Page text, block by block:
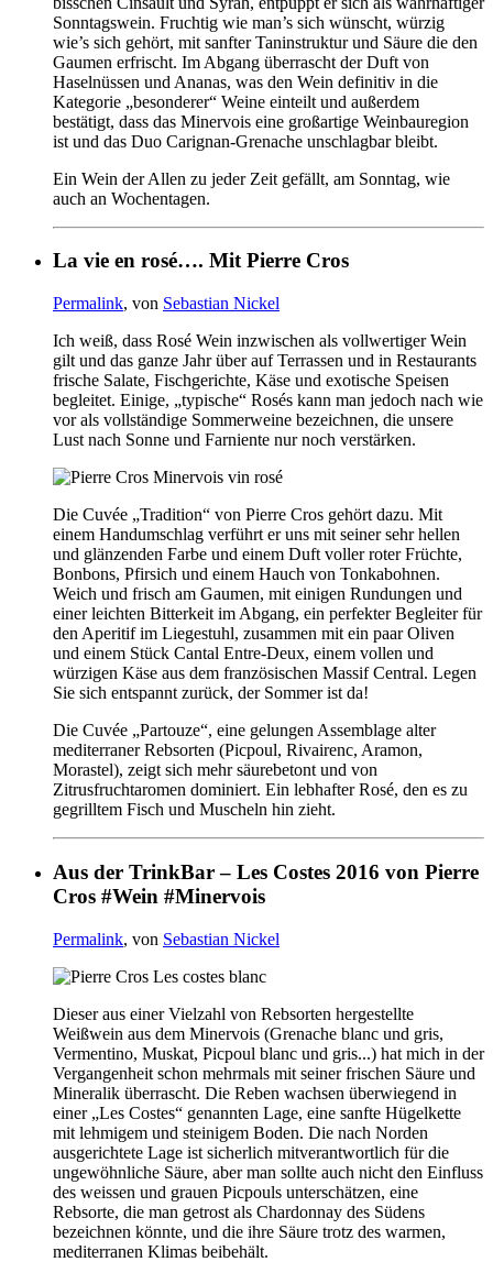
Sonntagswein. Fruchtig wie man’s sich wünscht, würzig
wie’s sich gehört, mit sanfter Taninstruktur und Säure die den
Gaumen erfrischt. Im Abgang überrascht der Duft von
Haselnüssen und Ananas, was den Wein definitiv in die
Kategorie „besonderer“ Weine einteilt und außerdem
bestätigt, dass das Minervois eine großartige Weinbauregion
ist und das Duo Carignan-Grenache unschlagbar bleibt.
Ein Wein der Allen zu jeder Zeit gefällt, am Sonntag, wie
auch an Wochentagen.
La vie en rosé…. Mit Pierre Cros
Permalink, von Sebastian Nickel
Ich weiß, dass Rosé Wein inzwischen als vollwertiger Wein
gilt und das ganze Jahr über auf Terrassen und in Restaurants
frische Salate, Fischgerichte, Käse und exotische Speisen
begleitet. Einige, „typische“ Rosés kann man jedoch nach wie
vor als vollständige Sommerweine bezeichnen, die unsere
Lust nach Sonne und Farniente nur noch verstärken.
Die Cuvée „Tradition“ von Pierre Cros gehört dazu. Mit
einem Handumschlag verführt er uns mit seiner sehr hellen
und glänzenden Farbe und einem Duft voller roter Früchte,
Bonbons, Pfirsich und einem Hauch von Tonkabohnen.
Weich und frisch am Gaumen, mit einigen Rundungen und
einer leichten Bitterkeit im Abgang, ein perfekter Begleiter für
den Aperitif im Liegestuhl, zusammen mit ein paar Oliven
und einem Stück Cantal Entre-Deux, einem vollen und
würzigen Käse aus dem französischen Massif Central. Legen
Sie sich entspannt zurück, der Sommer ist da!
Die Cuvée „Partouze“, eine gelungen Assemblage alter
mediterraner Rebsorten (Picpoul, Rivairenc, Aramon,
Morastel), zeigt sich mehr säurebetont und von
Zitrusfruchtaromen dominiert. Ein lebhafter Rosé, den es zu
gegrilltem Fisch und Muscheln hin zieht.
Aus der TrinkBar – Les Costes 2016 von Pierre
Cros #Wein #Minervois
Permalink, von Sebastian Nickel
Dieser aus einer Vielzahl von Rebsorten hergestellte
Weißwein aus dem Minervois (Grenache blanc und gris,
Vermentino, Muskat, Picpoul blanc und gris...) hat mich in der
Vergangenheit schon mehrmals mit seiner frischen Säure und
Mineralik überrascht. Die Reben wachsen überwiegend in
einer „Les Costes“ genannten Lage, eine sanfte Hügelkette
mit lehmigem und steinigem Boden. Die nach Norden
ausgerichtete Lage ist sicherlich mitverantwortlich für die
ungewöhnliche Säure, aber man sollte auch nicht den Einfluss
des weissen und grauen Picpouls unterschätzen, eine
Rebsorte, die man getrost als Chardonnay des Südens
bezeichnen könnte, und die ihre Säure trotz des warmen,
mediterranen Klimas beibehält.